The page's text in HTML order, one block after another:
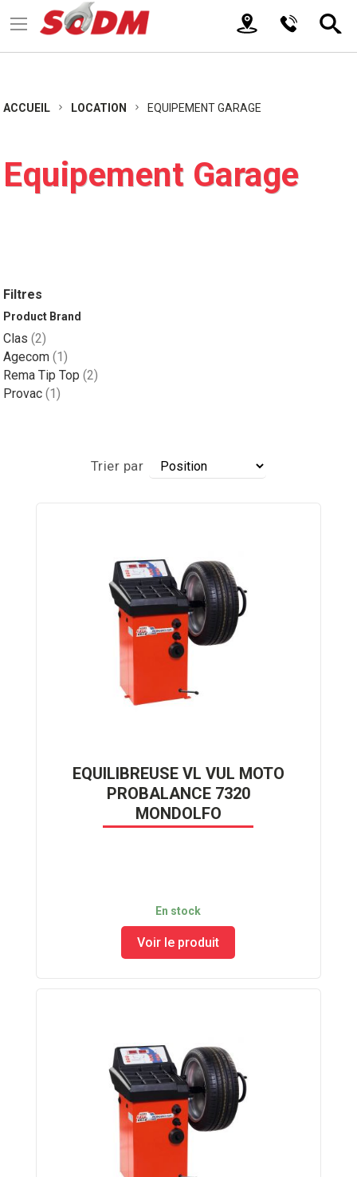
ACCUEIL LOCATION EQUIPEMENT GARAGE
Equipement Garage
Trier par
EQUILIBREUSE VL VUL MOTO
PROBALANCE 7320
MONDOLFO
En stock
Voir le produit
Filtres
Product Brand
Clas 2article
Agecom 1article
Rema Tip Top 2article
Provac 1article